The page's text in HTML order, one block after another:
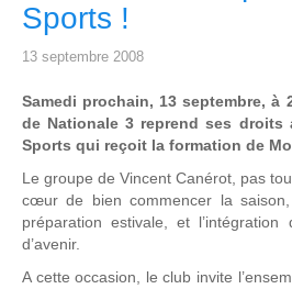
Sports !
13 septembre 2008
Samedi prochain, 13 septembre, à
de Nationale 3 reprend ses droits
Sports qui reçoit la formation de
Le groupe de Vincent Canérot, pas
cœur de bien commencer la
préparation estivale, et
d’avenir.
A cette occasion, le club invite